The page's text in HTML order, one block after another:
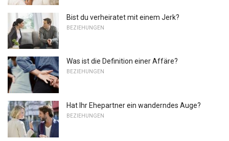
Bist du verheiratet mit einem Jerk?
BEZIEHUNGEN
Was ist die Definition einer Affäre?
BEZIEHUNGEN
Hat Ihr Ehepartner ein wanderndes Auge?
BEZIEHUNGEN